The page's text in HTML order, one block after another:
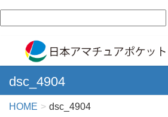
dsc_4904
HOME dsc_4904